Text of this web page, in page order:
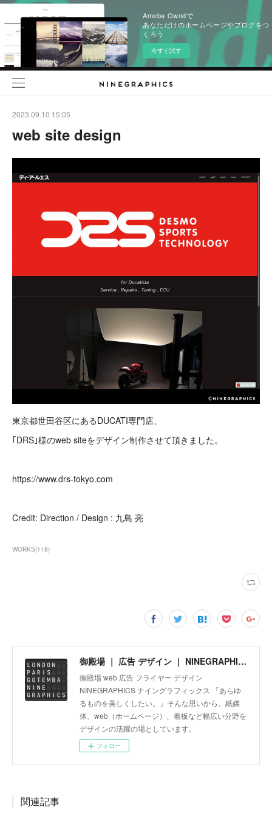
Ameba Owndで
あなただけのホームページやブログをつ
くろう
今すぐ試す
2023.09.10 15:05
web site design
東京都世田谷区にあるDUCATI専門店、
｢DRS｣様のweb siteをデザイン制作させて頂きました。
https://www.drs-tokyo.com
Credit: Direction / Design : 九島 亮
WORKS(118)
御殿場 ｜ 広告 デザイン ｜ NINEGRAPHICS
御殿場 web 広告 フライヤー デザイン
NINEGRAPHICS ナイングラフィックス 「あらゆ
るものを美しくしたい。」そんな思いから、紙媒
体、web（ホームページ）、看板など幅広い分野を
デザインの活躍の場としています。
フォロー
関連記事